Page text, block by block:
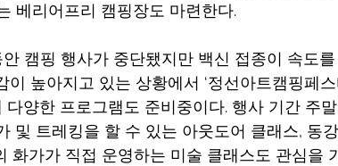
베리어프리 캠핑장도 마련한다.
캠핑 행사가 중단됐지만 백신 접종이 속도
이 높아지고 있는 상황에서 ‘정선아트캠핑페
다양한 프로그램도 준비중이다. 행사 기간 주
및 트레킹을 할 수 있는 아웃도어 클래스, 동
화가가 직접 운영하는 미술 클래스도 관심을